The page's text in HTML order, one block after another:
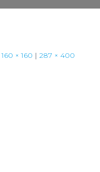
160 × 160 | 287 × 400